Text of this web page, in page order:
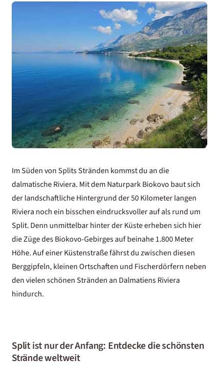
Im Süden von Splits Stränden kommst du an die
dalmatische Riviera. Mit dem Naturpark Biokovo baut sich
der landschaftliche Hintergrund der 50 Kilometer langen
Riviera noch ein bisschen eindrucksvoller auf als rund um
Split. Denn unmittelbar hinter der Küste erheben sich hier
die Züge des Biokovo-Gebirges auf beinahe 1.800 Meter
Höhe. Auf einer Küstenstraße fährst du zwischen diesen
Berggipfeln, kleinen Ortschaften und Fischerdörfern neben
den vielen schönen Stränden an Dalmatiens Riviera
hindurch.
Split ist nur der Anfang: Entdecke die schönsten
Strände weltweit